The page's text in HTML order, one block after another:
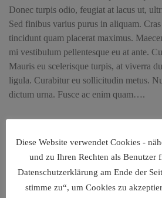
Donec turpis odio, feugiat at lacus ut,
Sed finibus varius purus in aliquam.
tincidunt quam placerat maximus.
mi vestibulum pellentesque eu at ante.
Mauris eu scelerisque turpis, at viverra
ligula. Curabitur eu sollicitudin metus.
dictum urna. Fusce ac enim quam….
Diese Website verwendet Cookies -
und zu Ihren Rechten als Benutzer
Datenschutzerklärung am Ende der
stimme zu“, um Cookies zu